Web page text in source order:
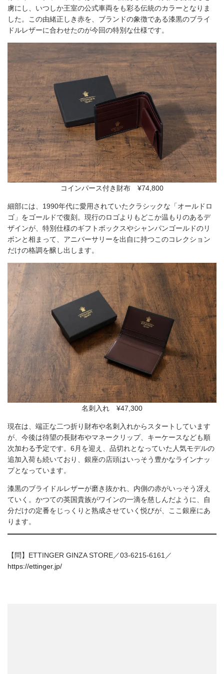
虜にし、いつしか王室の公式車両をも彩る伝統のカラーとなりま
した。この由緒正しき赤を、ブランドの象徴である漆黒のブライ
ドルレザーに合わせたのが今回の特別な仕様です。
コインパース付き財布 ¥74,800
細部には、1990年代に愛用されていたクラシックな「オールドロ
ゴ」をゴールドで復刻。現行のロゴよりもどこか温もりのあるデ
ザインが、特別仕様のギフトボックスやシャンパンゴールドのリ
ボンと相まって、アニバーサリーを出自に持つこのコレクション
だけの格調を醸し出します。
名刺入れ ¥47,300
現在は、端正な二つ折り財布や名刺入れからスタートしています
が、今後は待望の長財布やマネークリップ、キーケースなども順
次加わる予定です。6月を迎え、品切れとなっていた人気モデルの
追加入荷も続いており、銀座の店頭はいっそう豊かなラインナッ
プとなっています。
漆黒のブライドルレザーが磨き抜かれ、内側の赤がいっそう冴え
ていく。かつての英国貴族がワインの一滴を慈しんだように、自
分だけの定番をじっくりと熟成させていく悦びが、ここ銀座にあ
ります。
【問】ETTINGER GINZA STORE／03-6215-6161／
https://ettinger.jp/